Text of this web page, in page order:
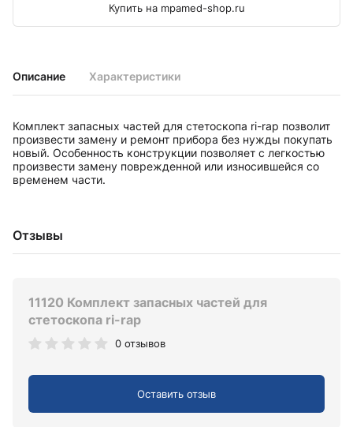
Описание Характеристики
Комплект запасных частей для стетоскопа ri-rap позволит
произвести замену и ремонт прибора без нужды покупать
новый. Особенность конструкции позволяет с легкостью
произвести замену поврежденной или износившейся со
временем части.
Отзывы
11120 Комплект запасных частей для
стетоскопа ri-rap
0 отзывов
Оставить отзыв
Купить на mpamed-shop.ru